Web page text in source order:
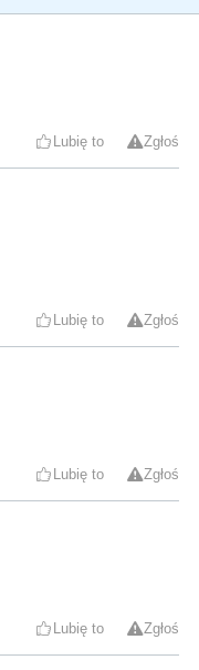
Lubię to Zgłoś
Lubię to Zgłoś
Lubię to Zgłoś
Lubię to Zgłoś